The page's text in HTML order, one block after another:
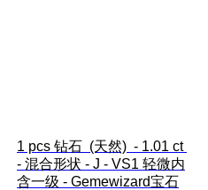
1 pcs 钻石  (天然)  - 1.01 ct
- 混合形状 - J - VS1 轻微内
含一级 - Gemewizard宝石